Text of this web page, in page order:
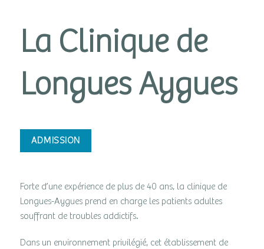
La Clinique de
Longues Aygues
ADMISSION
Forte d’une expérience de plus de 40 ans, la clinique de
Longues-Aygues prend en charge les patients adultes
souffrant de troubles addictifs.
Dans un environnement privilégié, cet établissement de